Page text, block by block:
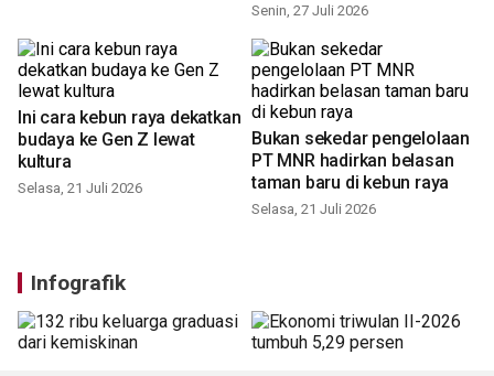
aturan baru
Senin, 3 Agustus 2026
liar punah? ini kata Burung
Indonesia
Senin, 27 Juli 2026
Ini cara kebun raya dekatkan
budaya ke Gen Z lewat
kultura
PT MNR hadirkan belasan
taman baru di kebun raya